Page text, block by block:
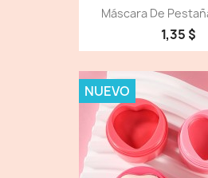
Máscara De
1,35 $
NUEVO